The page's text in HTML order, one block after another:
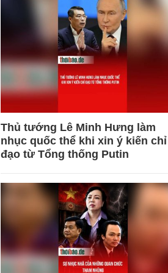
Thủ tướng Lê Minh Hưng làm
nhục quốc thể khi xin ý kiến chỉ
đạo từ Tổng thống Putin